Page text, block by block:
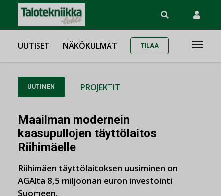
UUTISET NÄKÖKULMAT TILAA
UUTINEN PROJEKTIT
Maailman modernein
kaasupullojen täyttölaitos
Riihimäelle
Riihimäen täyttölaitoksen uusiminen on
AGAlta 8,5 miljoonan euron investointi
Suomeen.